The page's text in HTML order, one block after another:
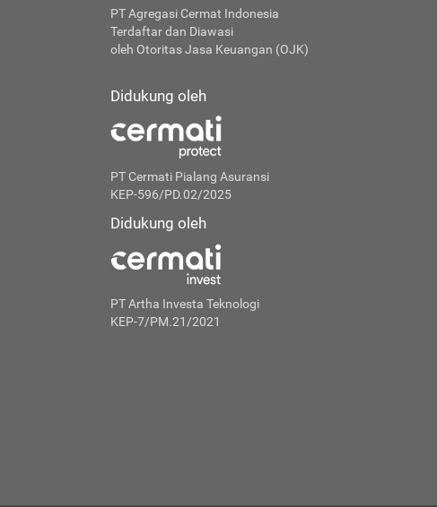
PT Agregasi Cermat Indonesia
Terdaftar dan Diawasi
oleh Otoritas Jasa Keuangan (OJK)
Didukung oleh
PT Cermati Pialang Asuransi
KEP-596/PD.02/2025
Didukung oleh
PT Artha Investa Teknologi
KEP-7/PM.21/2021